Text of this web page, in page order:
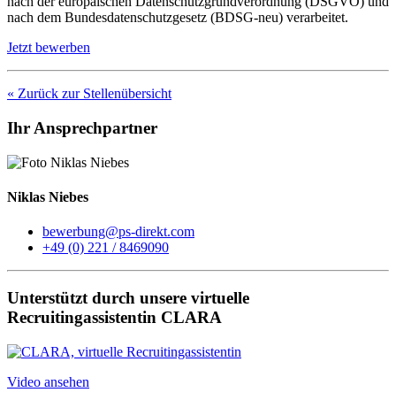
nach dem Bundesdatenschutzgesetz (BDSG-neu) verarbeitet.
Jetzt bewerben
« Zurück zur Stellenübersicht
Ihr Ansprechpartner
Niklas Niebes
bewerbung@ps-direkt.com
+49 (0) 221 / 8469090
Unterstützt durch unsere virtuelle
Recruitingassistentin CLARA
Video ansehen